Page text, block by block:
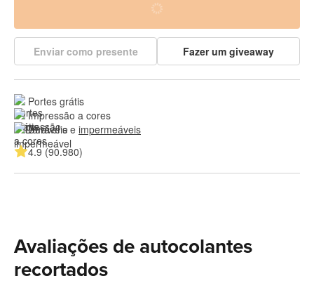
Enviar como presente Fazer um giveaway
Portes grátis
Impressão a cores
Duráveis e impermeáveis
4.9 (90.980)
Avaliações de autocolantes
recortados